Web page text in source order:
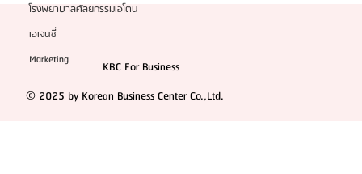
โรงพยาบาลศัลยกรรมเอโตน
เอเจนซี่
Marketing
KBC For Business
© 2025 by Korean Business Center Co.,Ltd.